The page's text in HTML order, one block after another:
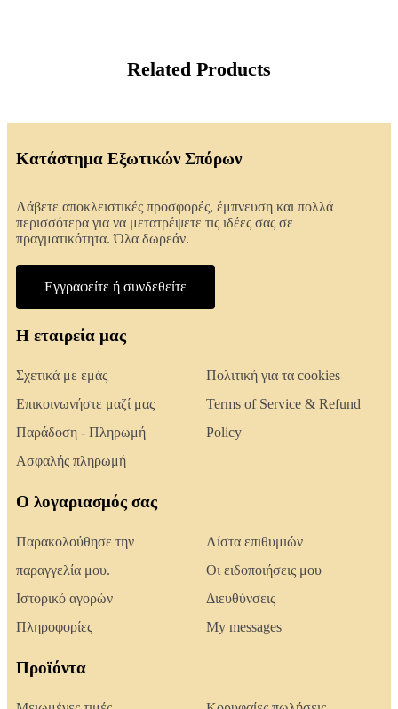
Related Products
Κατάστημα Εξωτικών Σπόρων
Λάβετε αποκλειστικές προσφορές, έμπνευση και πολλά
περισσότερα για να μετατρέψετε τις ιδέες σας σε
πραγματικότητα. Όλα δωρεάν.
Εγγραφείτε ή συνδεθείτε
Η εταιρεία μας
Σχετικά με εμάς
Επικοινωνήστε μαζί μας
Παράδοση - Πληρωμή
Ασφαλής πληρωμή
Πολιτική για τα cookies
Terms of Service & Refund
Policy
Ο λογαριασμός σας
Παρακολούθησε την
παραγγελία μου.
Ιστορικό αγορών
Πληροφορίες
Λίστα επιθυμιών
Οι ειδοποιήσεις μου
Διευθύνσεις
My messages
Προϊόντα